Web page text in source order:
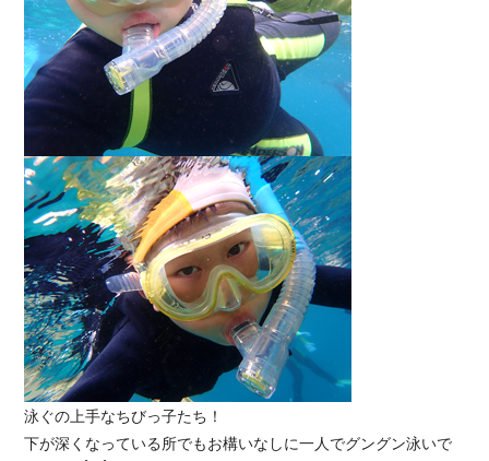
泳ぐの上手なちびっ子たち！
下が深くなっている所でもお構いなしに一人でグングン泳いで